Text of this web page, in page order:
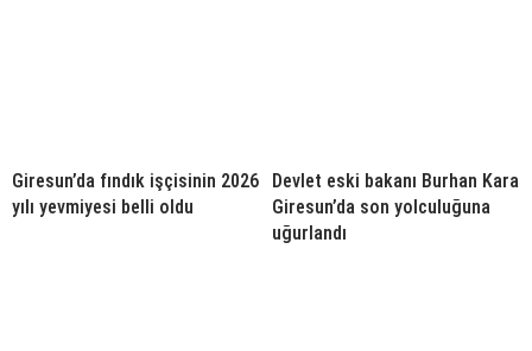
Giresun’da fındık işçisinin 2026
yılı yevmiyesi belli oldu
Devlet eski bakanı Burhan Kara
Giresun’da son yolculuğuna
uğurlandı